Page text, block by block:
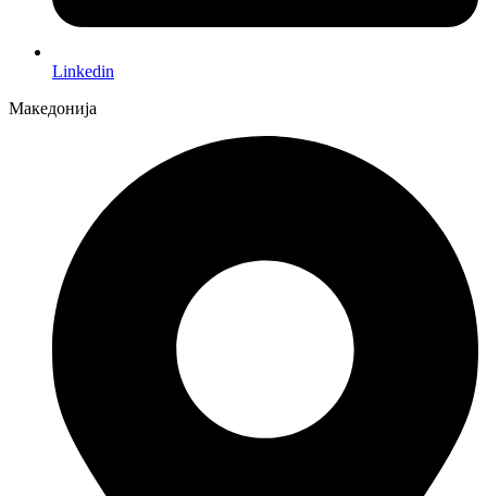
Linkedin
Македонија